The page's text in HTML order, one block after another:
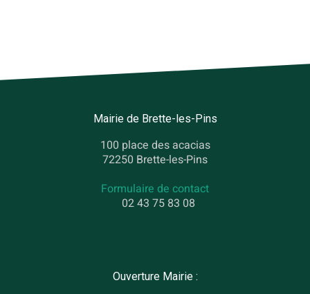
Mairie de Brette-les-Pins
100 place des acacias
72250 Brette-les-Pins
Formulaire de contact
02 43 75 83 08
Ouverture Mairie :